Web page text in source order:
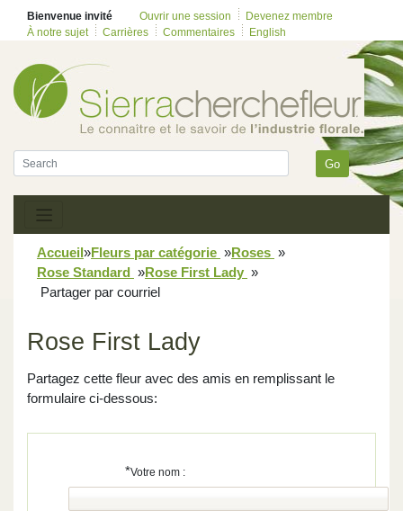
Bienvenue invité Ouvrir une session
Devenez membre
À notre sujet
Carrières Commentaires English
Go
Accueil»Fleurs par catégorie »Roses »
Rose Standard »Rose First Lady »
Partager par courriel
Rose First Lady
Partagez cette fleur avec des amis en remplissant le
formulaire ci-dessous:
*Votre nom :